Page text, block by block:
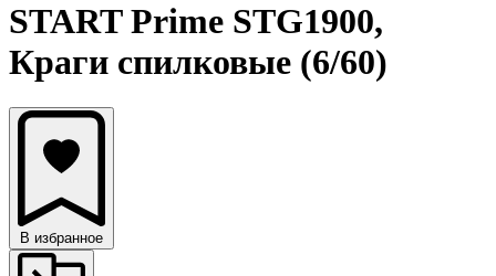
START Prime STG1900,
Краги спилковые (6/60)
В избранное